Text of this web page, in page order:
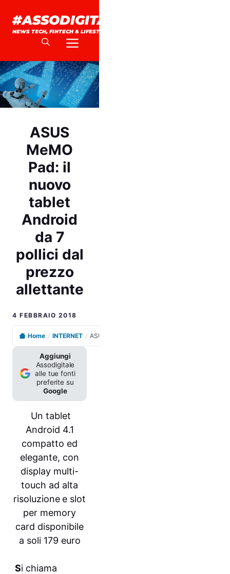
contenuto
#ASSODIGITALE.
NEWS TECH, FINTECH & LIFESTYLE
Menu
ASUS
MeMO
Pad: il
nuovo
tablet
Android
da 7
pollici dal
prezzo
allettante
4 FEBBRAIO 2018
Home / INTERNET /
Aggiungi
Assodigitale
alle tue fonti
preferite su
Google
Un tablet
Android 4.1
compatto ed
elegante, con
display multi-
touch ad alta
risoluzione e slot
per memory
card disponibile
a soli 179 euro
Si chiama